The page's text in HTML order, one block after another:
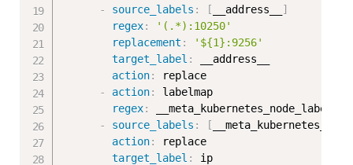
-
source_labels : [ __address__
]
regex:
'(.*):10250'
replacement :
'${1}:9256'
target_label :
__address__
action:
replace
-
action:
labelmap
regex:
-
source_labels : [
action:
replace
target_label :